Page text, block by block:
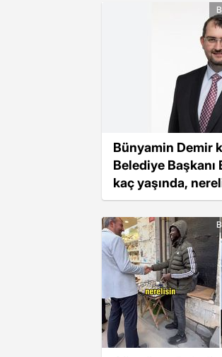
Bünyamin Demir
Belediye
kaç yaşında,
Demir'in